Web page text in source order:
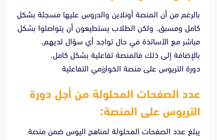
بالرغم من أن المنصة أونلاين والدروس عليها مسجلة بشكل
كامل ومسبق. ولكن الطلاب يستطيعون أن يتواصلوا بشكل
مباشر مع الآساتذة في حال تواجد أي سؤال لديهم,
بالإضافة إلى ذلك فالمنصة تفاعلية بشكل كامل.
دورة التريوس على منصة الخوارزمي التفاعلية
عدد الصفحات المحلولة من أجل دورة
التريوس على المنصة:
يبلغ عدد الصفحات المحلولة لمناهج اليوس ضمن منصة